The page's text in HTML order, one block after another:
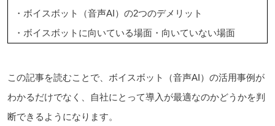
・ボイスボット（音声AI）の2つのデメリット
・ボイスボットに向いている場面・向いていない場面
この記事を読むことで、ボイスボット（音声AI）の活用事例が
わかるだけでなく、自社にとって導入が最適なのかどうかを判
断できるようになります。